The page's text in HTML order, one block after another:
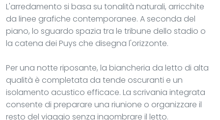
L'arredamento si basa su tonalità naturali, arricchite
da linee grafiche contemporanee. A seconda del
piano, lo sguardo spazia tra le tribune dello stadio o
la catena dei Puys che disegna l'orizzonte.
Per una notte riposante, la biancheria da letto di alta
qualità è completata da tende oscuranti e un
isolamento acustico efficace. La scrivania integrata
consente di preparare una riunione o organizzare il
resto del viaggio senza ingombrare il letto.